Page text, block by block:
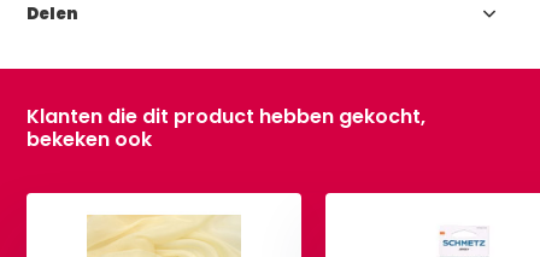
Delen
Klanten die dit product hebben gekocht,
bekeken ook